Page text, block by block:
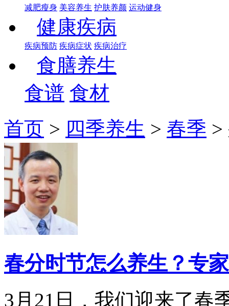
减肥瘦身 美容养生 护肤养颜 运动健身
健康疾病
疾病预防 疾病症状 疾病治疗
食膳养生
食谱 食材
首页 > 四季养生 > 春季 >
春分时节怎么养生？专
3月21日，我们迎来了春